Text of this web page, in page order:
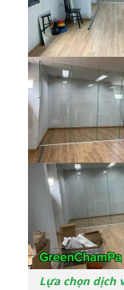
Lựa chọn dịch